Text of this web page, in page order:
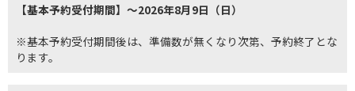
【基本予約受付期間】～2026年8月9日（日）
※基本予約受付期間後は、準備数が無くなり次第、予約終了とな
ります。